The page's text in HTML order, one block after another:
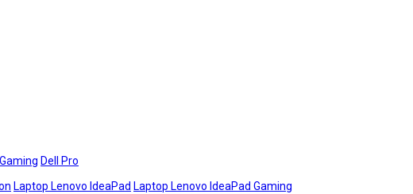
Dell Pro
Laptop Lenovo IdeaPad Laptop Lenovo IdeaPad Gaming